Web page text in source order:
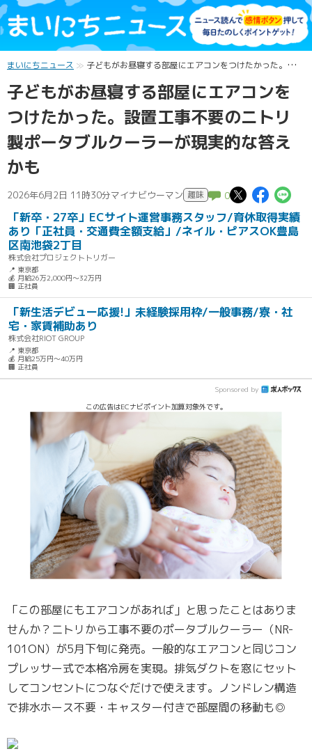
まいにちニュース 子どもがお昼寝する部屋にエアコンをつけたかった。設置工事不要のニトリ製ポータブルクーラーが現実的な答えかも
子どもがお昼寝する部屋にエアコンを
つけたかった。設置工事不要のニトリ
製ポータブルクーラーが現実的な答え
かも
2026年6月2日 11時30分マイナビウーマン 趣味 0 この記
こ
「新卒・27卒」ECサイト運営事務スタッフ/育休取得実績
あり「正社員・交通費全額支給」/ネイル・ピアスOK豊島
区南池袋2丁目
株式会社プロジェクトトリガー
📍 東京都
💰 月給26万2,000円～32万円
🏢 正社員
「新生活デビュー応援!」未経験採用枠/一般事務/寮・社
宅・家賃補助あり
株式会社RIOT GROUP
📍 東京都
💰 月給25万円～40万円
🏢 正社員
Sponsored by
この広告はECナビポイント加算対象外です。
「この部屋にもエアコンがあれば」と思ったことはありま
せんか？ニトリから工事不要のポータブルクーラー（NR-
101ON）が5月下旬に発売。一般的なエアコンと同じコン
プレッサー式で本格冷房を実現。排気ダクトを窓にセット
してコンセントにつなぐだけで使えます。ノンドレン構造
で排水ホース不要・キャスター付きで部屋間の移動も◎